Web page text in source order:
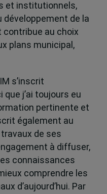
et institutionnels,
développement de la
contribue au choix
plans municipal,
s’inscrit
j’ai toujours eu
pertinente et
également au
de ses
à diffuser,
connaissances
comprendre les
d’aujourd’hui. Par